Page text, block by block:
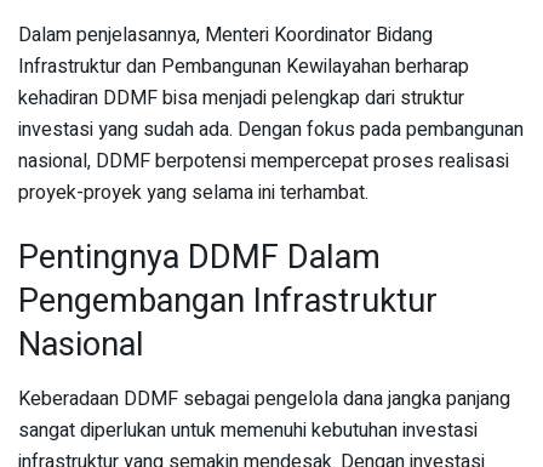
Dalam penjelasannya, Menteri Koordinator Bidang
Infrastruktur dan Pembangunan Kewilayahan berharap
kehadiran DDMF bisa menjadi pelengkap dari struktur
investasi yang sudah ada. Dengan fokus pada pembangunan
nasional, DDMF berpotensi mempercepat proses realisasi
proyek-proyek yang selama ini terhambat.
Pentingnya DDMF Dalam
Pengembangan Infrastruktur
Nasional
Keberadaan DDMF sebagai pengelola dana jangka panjang
sangat diperlukan untuk memenuhi kebutuhan investasi